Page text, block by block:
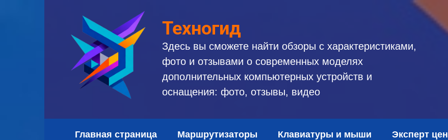
Техногид
Здесь вы сможете найти обзоры с характеристиками,
фото и отзывами о современных моделях
дополнительных компьютерных устройств и
оснащения: фото, отзывы, видео
Главная страница Маршрутизаторы Клавиатуры и мыши Эксперт цен